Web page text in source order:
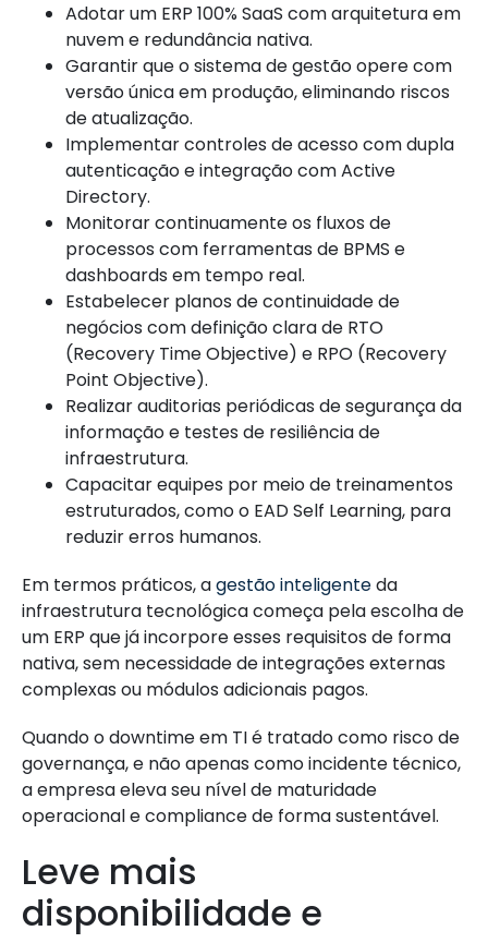
Adotar um ERP 100% SaaS com arquitetura em
nuvem e redundância nativa.
Garantir que o sistema de gestão opere com
versão única em produção, eliminando riscos
de atualização.
Implementar controles de acesso com dupla
autenticação e integração com Active
Directory.
Monitorar continuamente os fluxos de
processos com ferramentas de BPMS e
dashboards em tempo real.
Estabelecer planos de continuidade de
negócios com definição clara de RTO
(Recovery Time Objective) e RPO (Recovery
Point Objective).
Realizar auditorias periódicas de segurança da
informação e testes de resiliência de
infraestrutura.
Capacitar equipes por meio de treinamentos
estruturados, como o EAD Self Learning, para
reduzir erros humanos.
Em termos práticos, agestão inteligenteda
infraestrutura tecnológica começa pela escolha de
um ERP que já incorpore esses requisitos de forma
nativa, sem necessidade de integrações externas
complexas ou módulos adicionais pagos.
Quando o downtime em TI é tratado como risco de
governança, e não apenas como incidente técnico,
a empresa eleva seu nível de maturidade
operacional e compliance de forma sustentável.
Leve mais
disponibilidade e